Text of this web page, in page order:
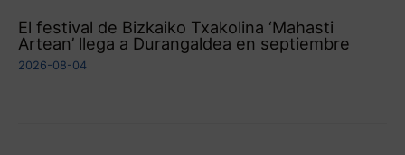
El festival de Bizkaiko Txakolina ‘Mahasti
Artean’ llega a Durangaldea en septiembre
2026-08-04